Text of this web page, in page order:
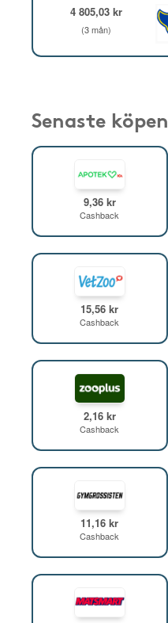
4 805,03 kr
(3 mån)
Senaste köpen
9,36 kr
Cashback
15,56 kr
Cashback
2,16 kr
Cashback
11,16 kr
Cashback